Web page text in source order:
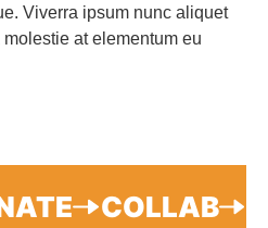
Viverra ipsum nunc aliquet
at elementum eu
COLLAB